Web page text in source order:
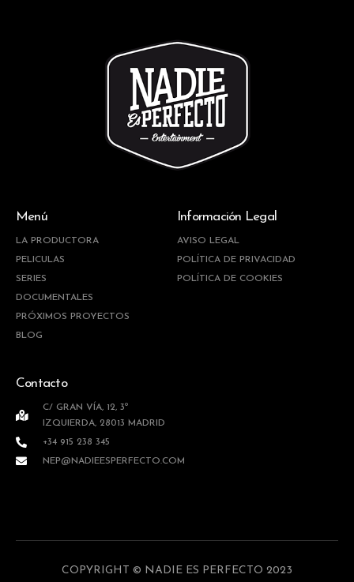
Menú
LA PRODUCTORA
PELICULAS
SERIES
DOCUMENTALES
PRÓXIMOS PROYECTOS
BLOG
Información Legal
AVISO LEGAL
POLÍTICA DE PRIVACIDAD
POLÍTICA DE COOKIES
Contacto
C/ GRAN VÍA, 12, 3º
IZQUIERDA, 28013 MADRID
+34 915 238 345
NEP@NADIEESPERFECTO.COM
COPYRIGHT © NADIE ES PERFECTO 2023